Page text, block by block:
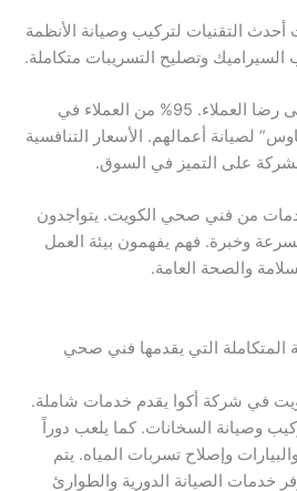
التقنيات لتركيب وصيانة الأنظمة
وتصليح التسريبات متكاملة.
كفاءة فني الصحي تؤثر على رضا العملاء. 95% من العملاء في
لصيانة أعمالهم. الأسعار التنافسية
على التميز في السوق.
من فني صحي الكويت. يتواجدون
وخبرة. فهم يفهمون بيئة العمل
والصحة العامة.
التي يقدمها فني صحي
في شركة أكوا يقدم خدمات شاملة.
وصيانة السخانات. كما يلعب دوراً
وإصلاح تسربات المياه. يتم
خدمات الصيانة الدورية والطوارئ